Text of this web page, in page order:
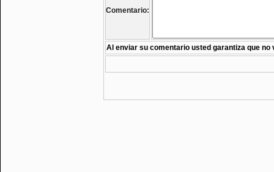
Comentario:
Al enviar su comentario usted garantiza que no